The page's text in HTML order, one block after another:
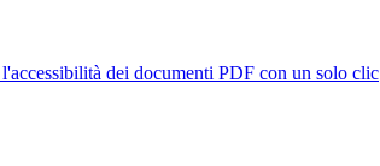
dei documenti PDF con un solo clic